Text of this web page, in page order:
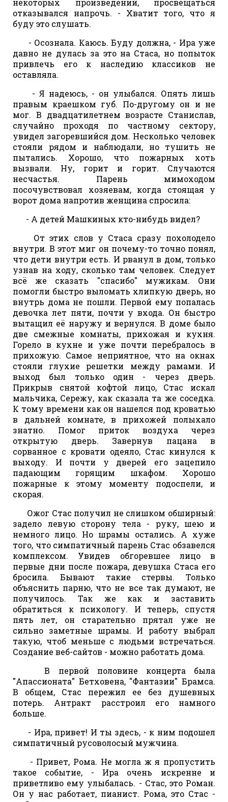
отказывался напрочь. - Хватит того, что я
буду это слушать.
- Осознала. Каюсь. Буду должна, - Ира уже
давно не дулась за это на Стаса, но попыток
привлечь его к наследию классиков не
оставляла.
- Я надеюсь, - он улыбался. Опять лишь
правым краешком губ. По-другому он и не
мог. В двадцатилетнем возрасте Станислав,
случайно проходя по частному сектору,
увидел загоревшийся дом. Несколько человек
стояли рядом и наблюдали, но тушить не
пытались. Хорошо, что пожарных хоть
вызвали. Ну, горит и горит. Случаются
несчастья. Парень мимоходом
посочувствовал хозяевам, когда стоящая у
ворот дома напротив женщина спросила:
- А детей Машкиных кто-нибудь видел?
От этих слов у Стаса сразу похолодело
внутри. В этот миг он почему-то точно понял,
что дети внутри есть. И рванул в дом, только
узнав на ходу, сколько там человек. Следует
всё же сказать "спасибо" мужикам. Они
помогли быстро выломать хлипкую дверь, но
внутрь дома не пошли. Первой ему попалась
девочка лет пяти, почти у входа. Он быстро
вытащил её наружу и вернулся. В доме было
две смежные комнаты, прихожая и кухня.
Горело в кухне и уже почти перебралось в
прихожую. Самое неприятное, что на окнах
стояли глухие решетки между рамами. И
выход был только один - через дверь.
Прикрыв снятой кофтой лицо, Стас искал
мальчика, Сережу, как сказала та же соседка.
К тому времени как он нашелся под кроватью
в дальней комнате, в прихожей полыхало
знатно. Помог приток воздуха через
открытую дверь. Завернув пацана в
сорванное с кровати одеяло, Стас кинулся к
выходу. И почти у дверей его зацепило
падающим горящим шкафом. Хорошо
пожарные к этому моменту подоспели, и
скорая.
Ожог Стас получил не слишком обширный:
задело левую сторону тела - руку, шею и
немного лицо. Но шрамы остались. А хуже
того, что симпатичный парень Стас обзавелся
комплексом. Увидев обгоревшее лицо в
первые дни после пожара, девушка Стаса его
бросила. Бывают такие стервы. Только
объяснить парню, что не все так думают, не
получилось. Так же как и заставить
обратиться к психологу. И теперь, спустя
пять лет, он старательно прятал уже не
сильно заметные шрамы. И работу выбрал
такую, чтоб меньше с людьми встречаться.
Создание веб-сайтов - можно работать дома.
В первой половине концерта была
"Апассионата" Бетховена, "Фантазии" Брамса.
В общем, Стас пережил ее без душевных
потерь. Антракт расстроил его намного
больше.
- Ира, привет! И ты здесь, - к ним подошел
симпатичный русоволосый мужчина.
- Привет, Рома. Не могла ж я пропустить
такое событие, - Ира очень искренне и
приветливо ему улыбалась. - Стас, это Роман.
Он у нас работает, пианист. Рома, это Стас -